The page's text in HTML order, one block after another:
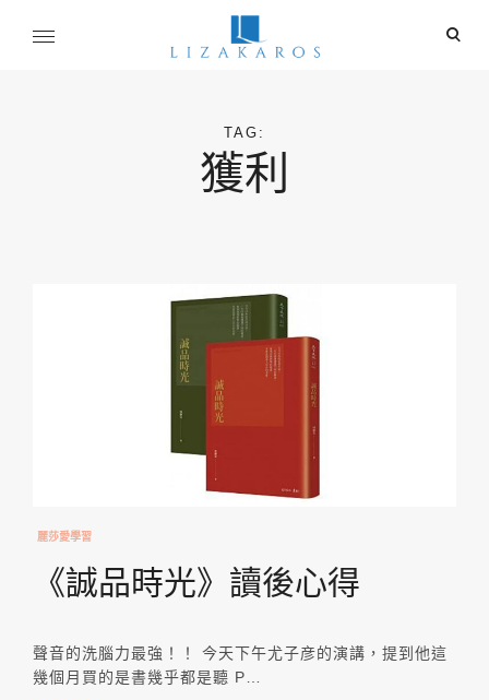
open
TAG:
獲利
麗莎愛學習
《誠品時光》讀後心得
聲音的洗腦力最強！！ 今天下午尤子彦的演講，提到他這
幾個月買的是書幾乎都是聽 P…